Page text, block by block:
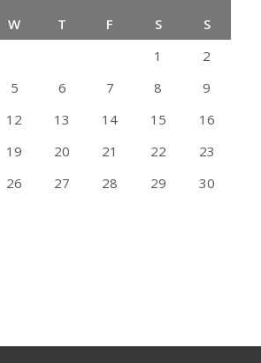
W T F S
S
1
2
5 6 7 8
9
12 13 14 15
16
19 20 21 22
23
26 27 28 29
30